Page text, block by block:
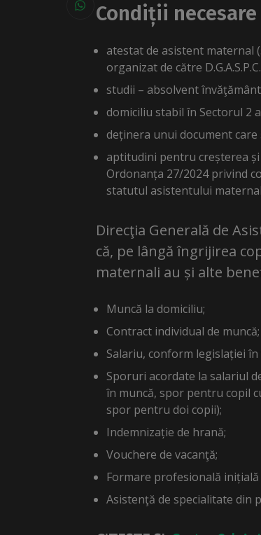
Condiții necesare
atestat de asistent maternal
organizat de către
studii – absolvent
domiciliu stabil în Sectorul 2
deținera unui document
aptitudini pentru creșterea
Ordonanța 27/2024 privind
statutul asistentului
Direcţia Generală de
că, pe lângă îngrijirea
maternali au și alte
Muncă la domiciliu;
Contract individual de muncă;
Salariu, conform legislației în
Sporuri acordate la salariul
în muncă, spor pentru copil
spor pentru doi copii);
Indemnizație de hrană;
Vouchere de vacanţă;
Formare profesională
Asistenţă de specialitate din